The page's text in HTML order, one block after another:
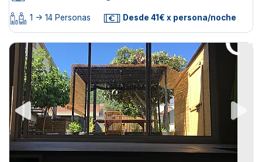
1 -> 14 Personas Desde 41€ x persona/noche